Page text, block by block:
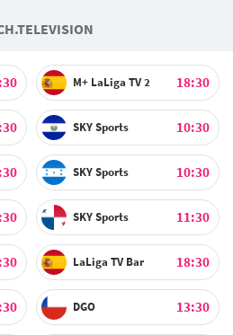
M+ LaLiga TV 2 18:30
SKY Sports 10:30
SKY Sports 10:30
SKY Sports 11:30
LaLiga TV Bar 18:30
DGO 13:30